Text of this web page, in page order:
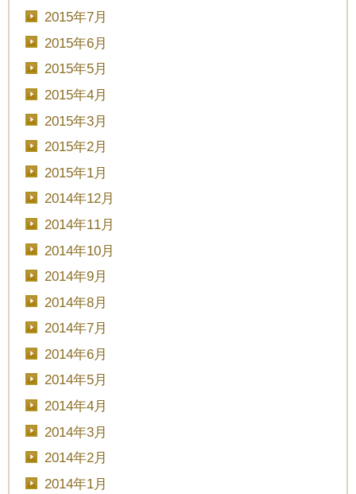
2015年7月
2015年6月
2015年5月
2015年4月
2015年3月
2015年2月
2015年1月
2014年12月
2014年11月
2014年10月
2014年9月
2014年8月
2014年7月
2014年6月
2014年5月
2014年4月
2014年3月
2014年2月
2014年1月